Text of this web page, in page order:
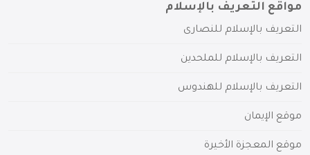
مواقع التعريف بالإسلام
التعريف بالإسلام للنصارى
التعريف بالإسلام للملحدين
التعريف بالإسلام للهندوس
موقع الإيمان
موقع المعجزة الأخيرة